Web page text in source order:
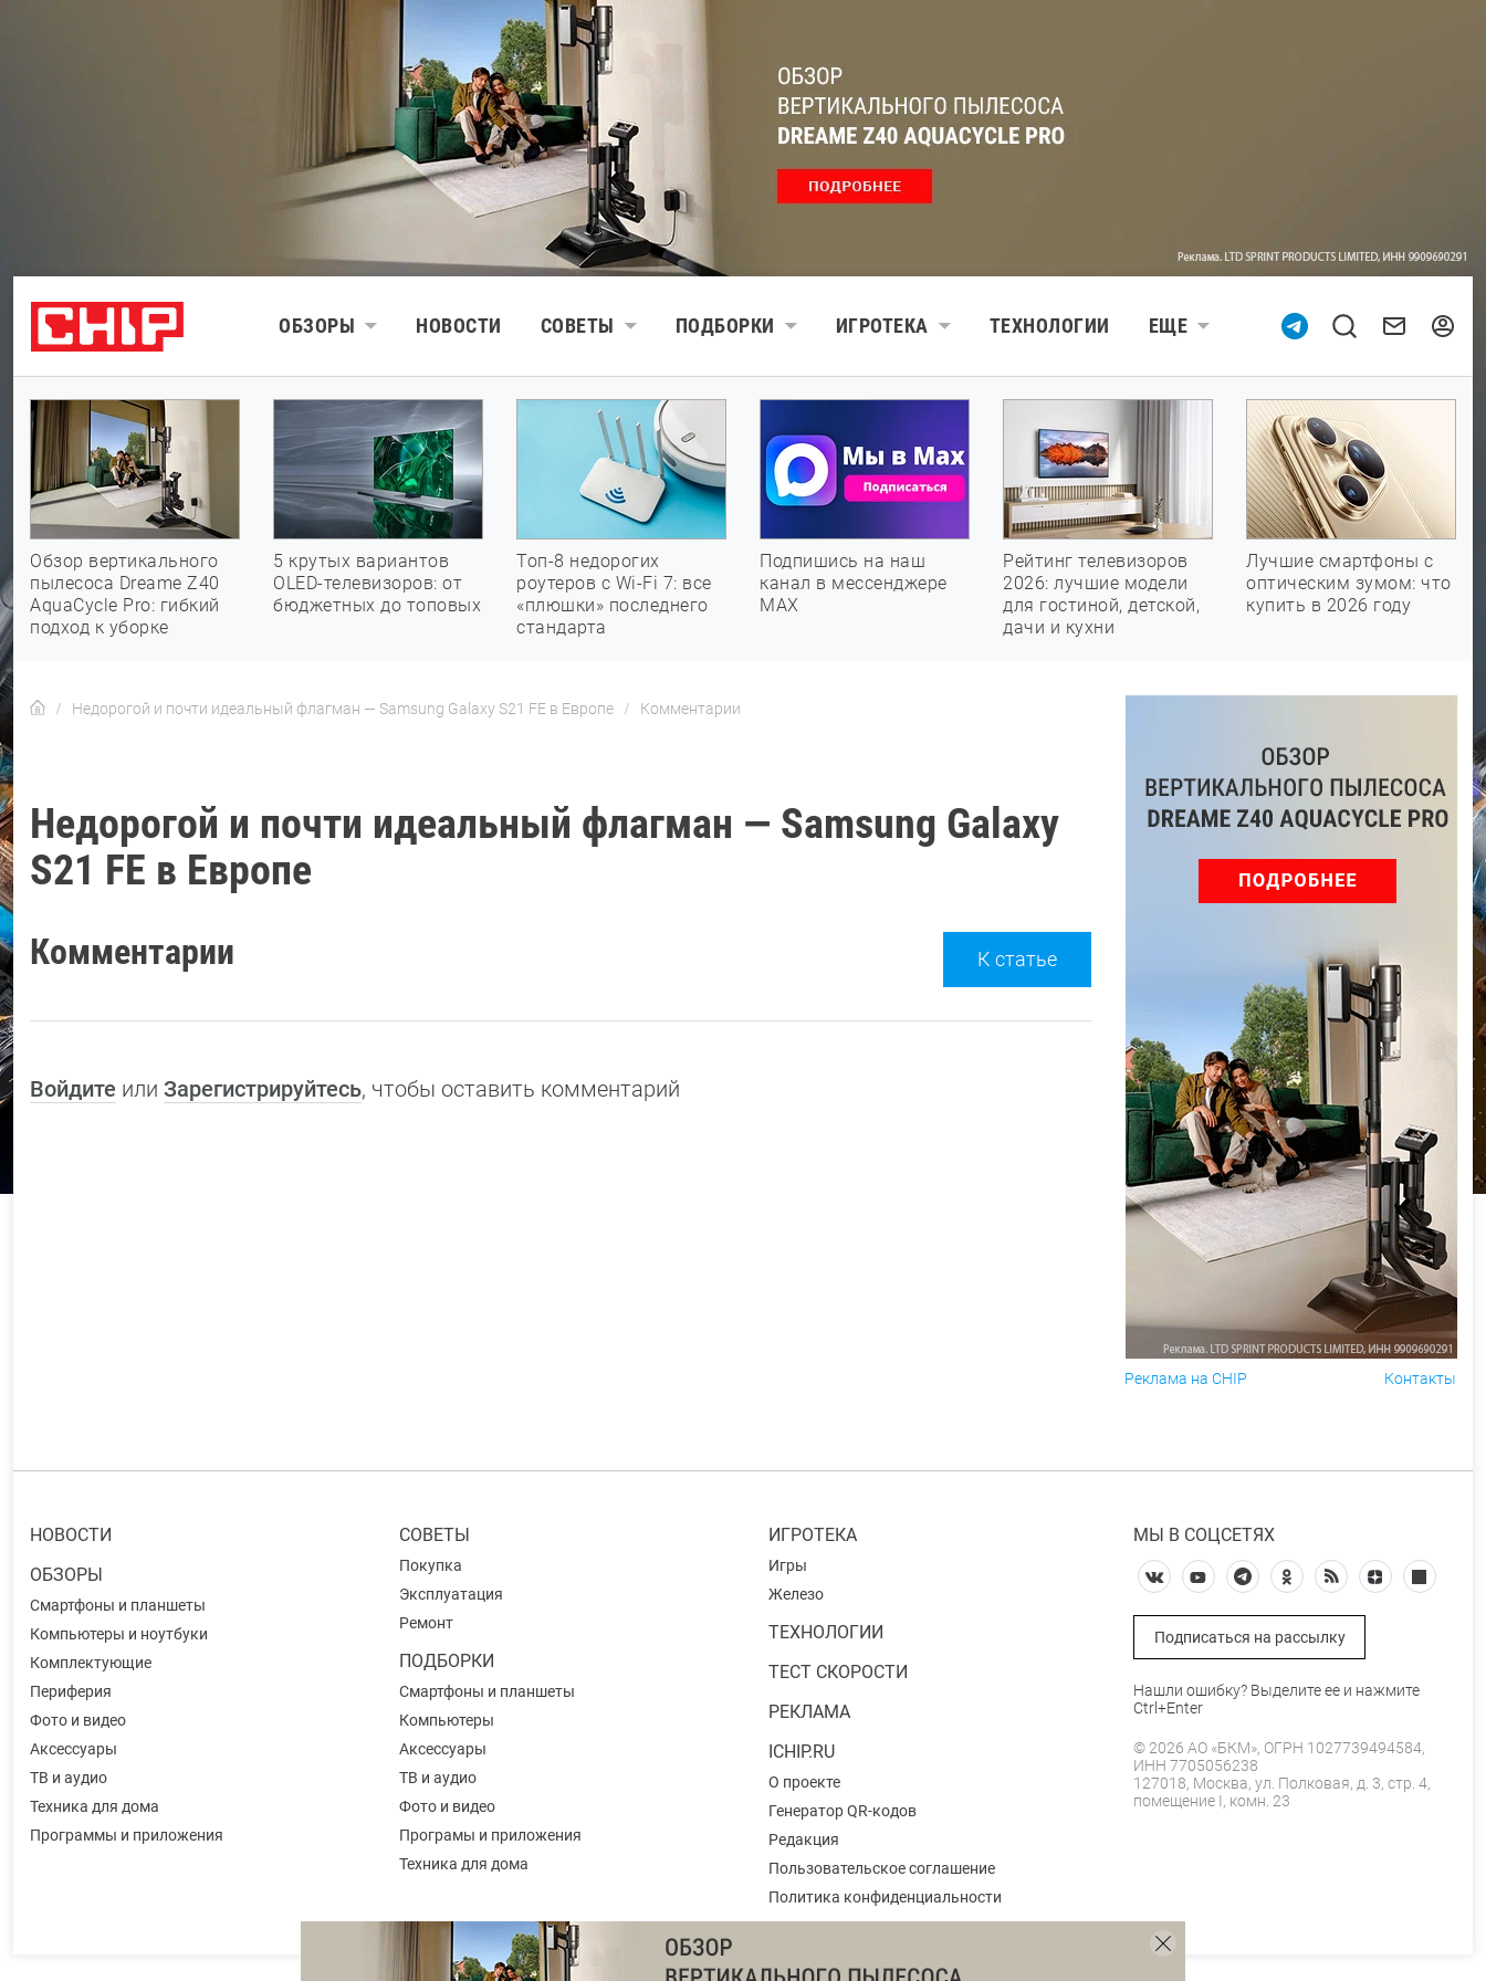
ОБЗОРЫ НОВОСТИ СОВЕТЫ ПОДБОРКИ ИГРОТЕКА ТЕХНОЛОГИИ ЕЩЕ
Обзор вертикального
пылесоса Dreame Z40
AquaCycle Pro: гибкий
подход к уборке
5 крутых вариантов
OLED-телевизоров: от
бюджетных до топовых
Топ-8 недорогих
роутеров с Wi-Fi 7: все
«плюшки» последнего
стандарта
Подпишись на наш
канал в мессенджере
МАХ
Рейтинг телевизоров
2026: лучшие модели
для гостиной, детской,
дачи и кухни
Лучшие смартфоны с
оптическим зумом: что
купить в 2026 году
Недорогой и почти идеальный флагман — Samsung Galaxy S21 FE в Европе Комментарии
Недорогой и почти идеальный флагман — Samsung Galaxy
S21 FE в Европе
Комментарии К статье
Войдите или Зарегистрируйтесь, чтобы оставить комментарий
Реклама на CHIP Контакты
НОВОСТИ
ОБЗОРЫ
Смартфоны и планшеты
Компьютеры и ноутбуки
Комплектующие
Периферия
Фото и видео
Аксессуары
ТВ и аудио
Техника для дома
Программы и приложения
СОВЕТЫ
Покупка
Эксплуатация
Ремонт
ПОДБОРКИ
Смартфоны и планшеты
Компьютеры
Аксессуары
ТВ и аудио
Фото и видео
Програмы и приложения
Техника для дома
ИГРОТЕКА
Игры
Железо
ТЕХНОЛОГИИ
ТЕСТ СКОРОСТИ
РЕКЛАМА
ICHIP.RU
О проекте
Генератор QR-кодов
Редакция
Пользовательское соглашение
Политика конфиденциальности
МЫ В СОЦСЕТЯХ
Подписаться на рассылку
Нашли ошибку? Выделите ее и нажмите
Ctrl+Enter
© 2026 АО «БКМ», ОГРН 1027739494584,
ИНН 7705056238
127018, Москва, ул. Полковая, д. 3, стр. 4,
помещение I, комн. 23